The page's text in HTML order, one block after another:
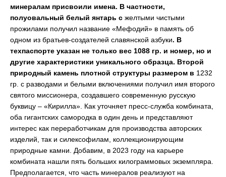
минералам присвоили имена. В частности,
полуовальный белый янтарь с желтыми чистыми
прожилами получил название «Мефодий» в память об
одном из братьев-создателей славянской азбуки. В
техпаспорте указан не только вес 1088 гр. и номер, но и
другие характеристики уникального образца. Второй
природный камень плотной структуры размером в 1232
гр. с разводами и белыми включениями получил имя второго
святого миссионера, создавшего современную русскую
буквицу – «Кирилла». Как уточняет пресс-служба комбината,
оба гигантских самородка в один день и представляют
интерес как переработчикам для производства авторских
изделий, так и силексофилам, коллекционирующим
природные камни. Добавим, в 2023 году на карьере
комбината нашли пять больших килограммовых экземпляра.
Предполагается, что часть минералов реализуют на